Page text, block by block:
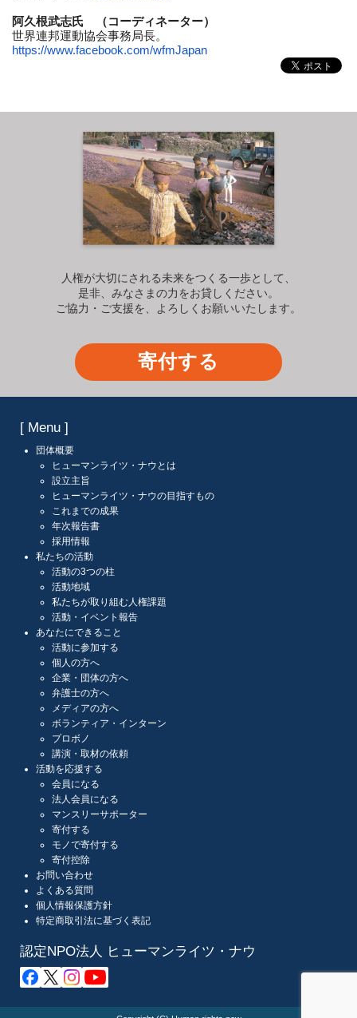
阿久根武志氏 （コーディネーター）
世界連邦運動協会事務局長。
https://www.facebook.com/wfmJapan
人権が大切にされる未来をつくる一歩として、
是非、みなさまの力をお貸しください。
ご協力・ご支援を、よろしくお願いいたします。
寄付する
[ Menu ]
団体概要
ヒューマンライツ・ナウとは
設立主旨
ヒューマンライツ・ナウの目指すもの
これまでの成果
年次報告書
採用情報
私たちの活動
活動の3つの柱
活動地域
私たちが取り組む人権課題
活動・イベント報告
あなたにできること
活動に参加する
個人の方へ
企業・団体の方へ
弁護士の方へ
メディアの方へ
ボランティア・インターン
プロボノ
講演・取材の依頼
活動を応援する
会員になる
法人会員になる
マンスリーサポーター
寄付する
モノで寄付する
寄付控除
お問い合わせ
よくある質問
個人情報保護方針
特定商取引法に基づく表記
認定NPO法人 ヒューマンライツ・ナウ